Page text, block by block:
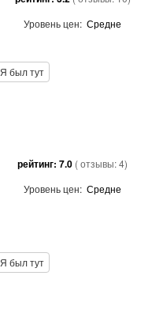
Уровень цен: Средне
Я был тут
рейтинг: 7.0 ( отзывы:4)
Уровень цен: Средне
Я был тут